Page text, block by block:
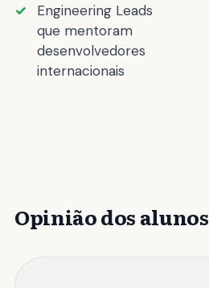
Engineering Leads
que mentoram
desenvolvedores
internacionais
Opinião dos alunos